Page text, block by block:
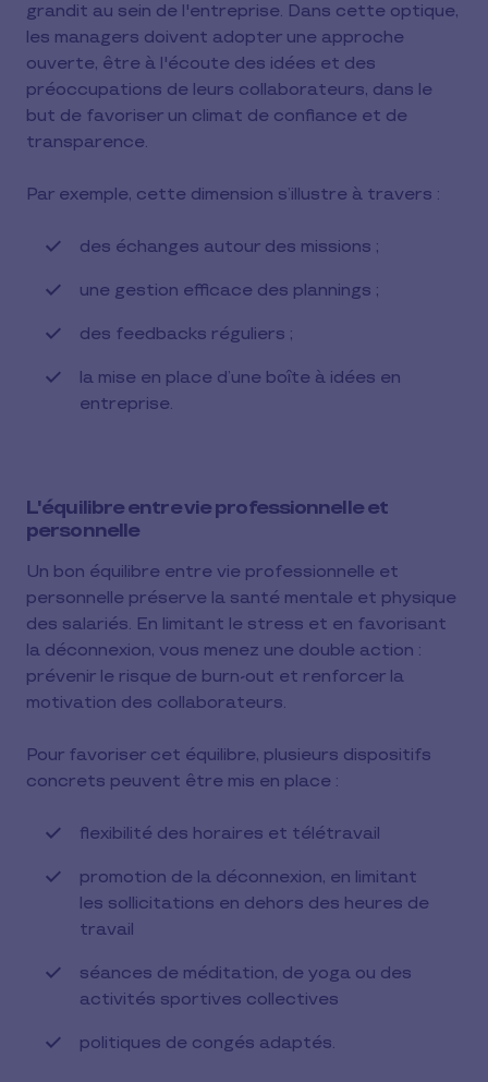
grandit au sein de l'entreprise. Dans cette optique,
les managers doivent adopter une approche
ouverte, être à l'écoute des idées et des
préoccupations de leurs collaborateurs, dans le
but de favoriser un climat de confiance et de
transparence.
Par exemple, cette dimension s’illustre à travers :
des échanges autour des missions ;
une gestion efficace des plannings ;
des feedbacks réguliers ;
la mise en place d’une boîte à idées en
entreprise.
L'équilibre entre vie professionnelle et
personnelle
Un bon équilibre entre vie professionnelle et
personnelle préserve la santé mentale et physique
des salariés. En limitant le stress et en favorisant
la déconnexion, vous menez une double action :
prévenir le risque de burn-out et renforcer la
motivation des collaborateurs.
Pour favoriser cet équilibre, plusieurs dispositifs
concrets peuvent être mis en place :
flexibilité des horaires et télétravail
promotion de la déconnexion, en limitant
les sollicitations en dehors des heures de
travail
séances de méditation, de yoga ou des
activités sportives collectives
politiques de congés adaptés.